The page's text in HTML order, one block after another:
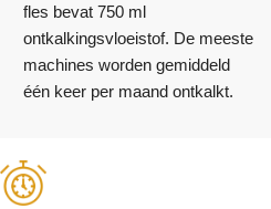
fles bevat 750 ml
ontkalkingsvloeistof. De meeste
machines worden gemiddeld
één keer per maand ontkalkt.